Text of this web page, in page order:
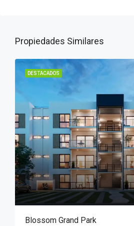
Propiedades Similares
DESTACADOS
Blossom Grand Park